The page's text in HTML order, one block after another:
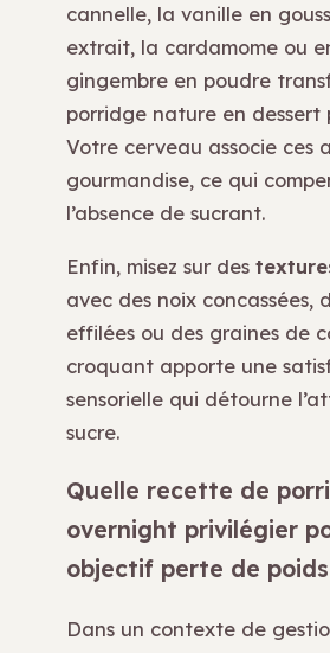
cannelle, la vanille en
extrait, la cardamome ou
gingembre en poudre
porridge nature en dessert
Votre cerveau associe ces
gourmandise, ce qui
l’absence de sucrant.
Enfin, misez sur des
avec des noix concassées,
effilées ou des graines de
croquant apporte une
sensorielle qui détourne
sucre.
Quelle recette de
overnight privilégier
objectif perte de poids
Dans un contexte de